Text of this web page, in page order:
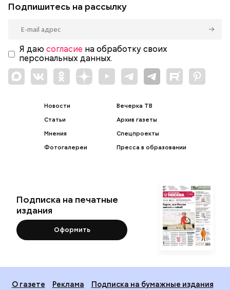
Подпишитесь на рассылку
Я даю согласие на обработку своих
персональных данных.
Новости
Статьи
Мнения
Фотогалереи
Вечерка ТВ
Архив газеты
Спецпроекты
Пресса в образовании
Подписка на печатные
издания
Оформить
О газете Реклама
Подписка на бумажные издания